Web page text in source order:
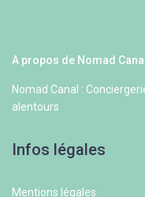
A propos de Nomad Canal
Nomad Canal :
alentours
Infos légales
Mentions légales